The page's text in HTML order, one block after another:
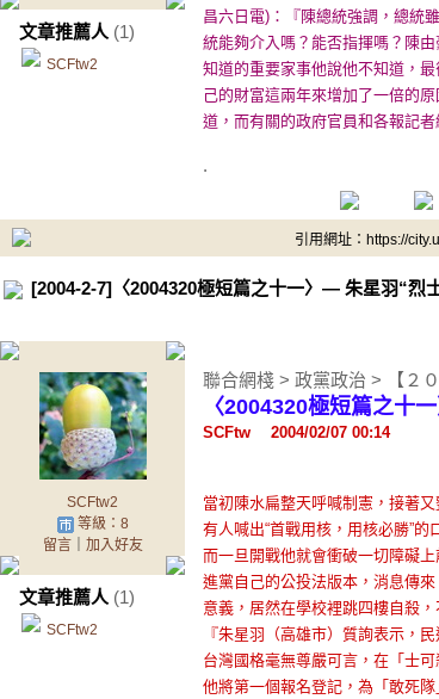
文章推薦人 (1)
SCFtw2
昌六日電)：『陳總統強調，總統
統能夠介入嗎？能否指揮嗎？陳
知道的重要家事他說他不知道，
己的財富這兩年來增加了一倍的
道，而有關的政府官員和各報記
.
引用網址：https://
[2004-2-7]〈2004320極短篇之十一〉— 朱星羽“烈
SCFtw2
等級：8
留言｜ 加入好友
文章推薦人 (1)
SCFtw2
聯合網棧 > 政黨政治 > 【２
〈2004320極短篇之十
SCFtw 2004/02/07 00:14
當初陳水扁整天呼喊制憲，接著
有人喊出“首戰用核，用核必勝”
而一旦開戰他就會衝破一切障礙
進黨自己的公投法版本，消息傳
意義，居然在學校裡跳四樓自殺
『朱星羽（高雄市）質詢表示，
台灣國格毫無尊嚴可言，在「士
他將第一個報名登記，為「敢死